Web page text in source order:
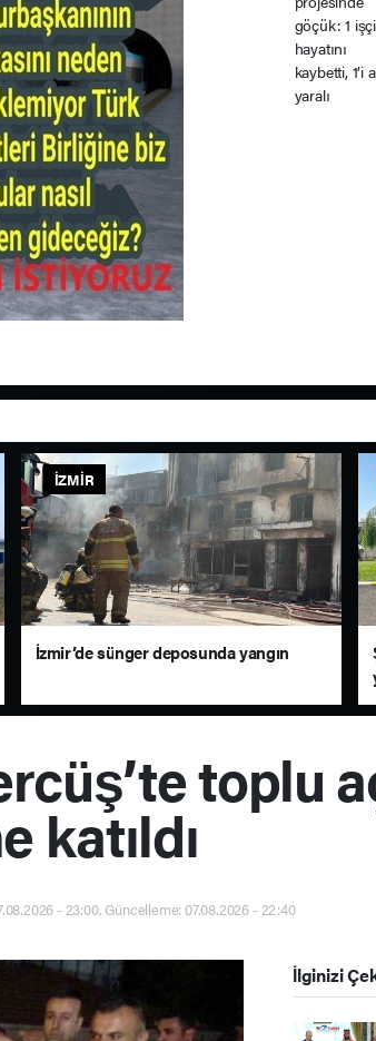
İZMIR
İzmir’de sünger deposunda yangın
toplu
katıldı
- 23:00, Güncelleme: 07.08.2026 - 22:40
İlginizi